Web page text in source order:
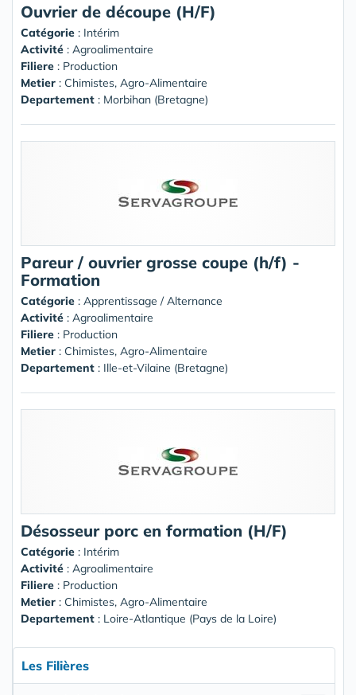
Ouvrier de découpe (H/F)
Catégorie : Intérim
Activité : Agroalimentaire
Filiere : Production
Metier : Chimistes, Agro-Alimentaire
Departement : Morbihan (Bretagne)
Pareur / ouvrier grosse coupe (h/f) -
Formation
Catégorie : Apprentissage / Alternance
Activité : Agroalimentaire
Filiere : Production
Metier : Chimistes, Agro-Alimentaire
Departement : Ille-et-Vilaine (Bretagne)
Désosseur porc en formation (H/F)
Catégorie : Intérim
Activité : Agroalimentaire
Filiere : Production
Metier : Chimistes, Agro-Alimentaire
Departement : Loire-Atlantique (Pays de la Loire)
Les Filières